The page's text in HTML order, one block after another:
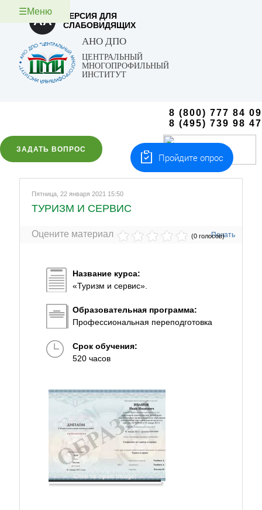
☰Меню
AA
ВЕРСИЯ ДЛЯ
СЛАБОВИДЯЩИХ
АНО ДПО
ЦЕНТРАЛЬНЫЙ
МНОГОПРОФИЛЬНЫЙ
ИНСТИТУТ
8 (800) 777 84 09
8 (495) 739 98 47
ЗАДАТЬ ВОПРОС
Пятница, 22 января 2021 15:50
ТУРИЗМ И СЕРВИС
Печать
Оцените материал (0 голосов)
Название курса:
«Туризм и сервис».
Образовательная программа:
Профессиональная переподготовка
Срок обучения:
520 часов
Click to open image!
Пройдите опрос